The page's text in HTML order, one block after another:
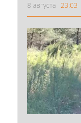
8 августа 23:03